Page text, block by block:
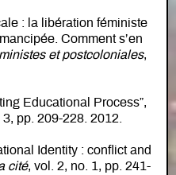
: la libération féministe
Comment s’en
et postcoloniales,
Educational Process”,
3, pp. 209-228. 2012.
Identity : conflict and
cité, vol. 2, no. 1, pp. 241-